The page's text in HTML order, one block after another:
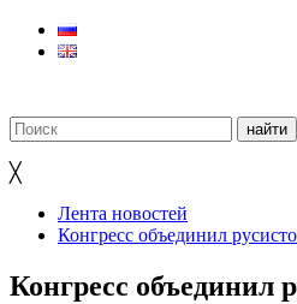
╳
Лента новостей
Конгресс объединил
Конгресс объединил